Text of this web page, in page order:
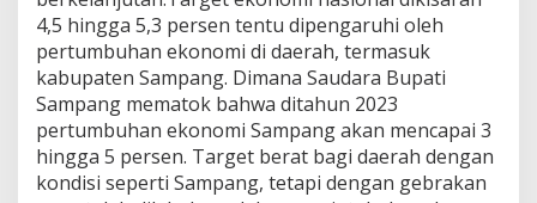
4,5 hingga 5,3 persen tentu dipengaruhi oleh
pertumbuhan ekonomi di daerah, termasuk
kabupaten Sampang. Dimana Saudara Bupati
Sampang mematok bahwa ditahun 2023
pertumbuhan ekonomi Sampang akan mencapai 3
hingga 5 persen. Target berat bagi daerah dengan
kondisi seperti Sampang, tetapi dengan gebrakan